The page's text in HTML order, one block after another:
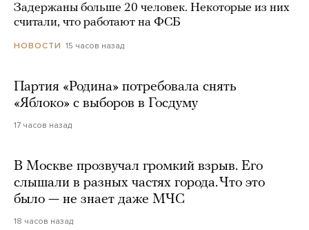
Задержаны больше 20 человек. Некоторые из них
считали, что работают на ФСБ
НОВОСТИ 15 часов назад
Партия «Родина» потребовала снять
«Яблоко» с выборов в Госдуму
17 часов назад
В Москве прозвучал громкий взрыв. Его
слышали в разных частях города. Что это
было — не знает даже МЧС
18 часов назад